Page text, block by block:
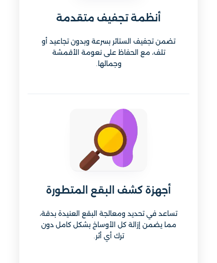
أنظمة تجفيف متقدمة
تضمن تجفيف الستائر بسرعة وبدون تجاعيد أو
تلف، مع الحفاظ على نعومة الأقمشة
وجمالها.
أجهزة كشف البقع المتطورة
تساعد في تحديد ومعالجة البقع العنيدة بدقة،
مما يضمن إزالة كل الأوساخ بشكل كامل دون
ترك أي أثر.